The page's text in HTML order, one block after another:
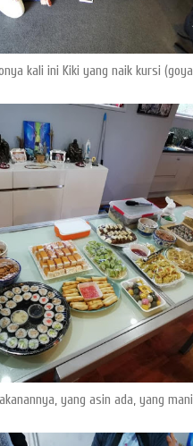
kali ini Kiki yang naik kursi
yang asin ada, yang